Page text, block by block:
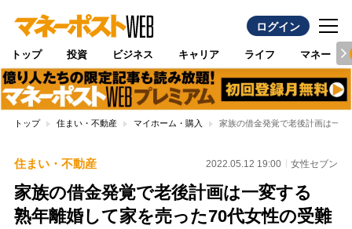
ログイン
トップ 投資 ビジネス キャリア ライフ マネー
トップ 住まい・不動産 マイホーム・購入 家族の借金発覚で老後計画は一
住まい・不動産 2022.05.12 19:00 女性セブン
家族の借金発覚で老後計画は一変する
熟年離婚して家を売った70代女性の受難